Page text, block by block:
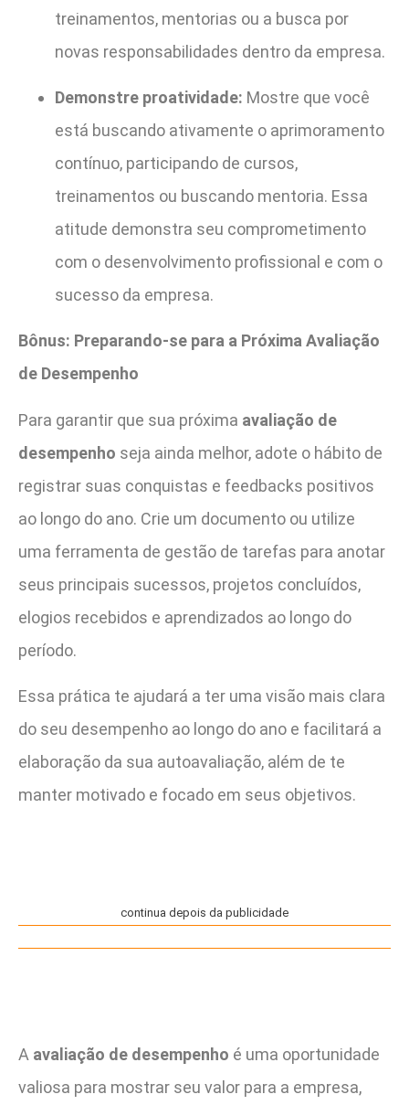
treinamentos, mentorias ou a busca por
novas responsabilidades dentro da empresa.
Demonstre proatividade: Mostre que você
está buscando ativamente o aprimoramento
contínuo, participando de cursos,
treinamentos ou buscando mentoria. Essa
atitude demonstra seu comprometimento
com o desenvolvimento profissional e com o
sucesso da empresa.
Bônus: Preparando-se para a Próxima Avaliação
de Desempenho
Para garantir que sua próxima avaliação de
desempenho seja ainda melhor, adote o hábito de
registrar suas conquistas e feedbacks positivos
ao longo do ano. Crie um documento ou utilize
uma ferramenta de gestão de tarefas para anotar
seus principais sucessos, projetos concluídos,
elogios recebidos e aprendizados ao longo do
período.
Essa prática te ajudará a ter uma visão mais clara
do seu desempenho ao longo do ano e facilitará a
elaboração da sua autoavaliação, além de te
manter motivado e focado em seus objetivos.
continua depois da publicidade
A avaliação de desempenho é uma oportunidade
valiosa para mostrar seu valor para a empresa,